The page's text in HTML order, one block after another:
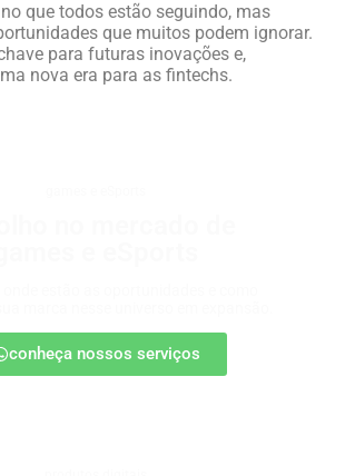
que todos estão seguindo, mas
que muitos podem ignorar.
para futuras inovações e,
nova era para as fintechs.
conheça nossos serviços